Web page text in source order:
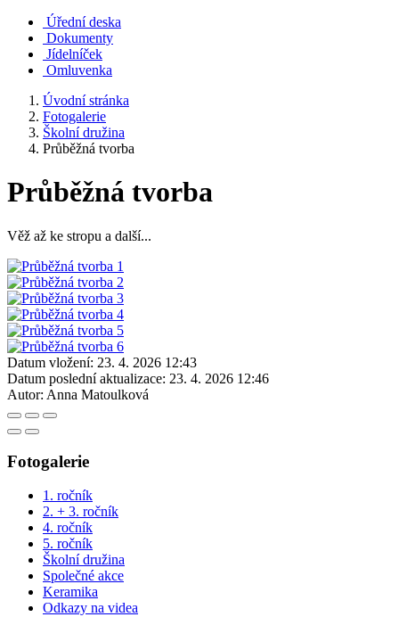
Úřední deska
Dokumenty
Jídelníček
Omluvenka
Úvodní stránka
Fotogalerie
Školní družina
Průběžná tvorba
Průběžná tvorba
Věž až ke stropu a další...
Datum vložení: 23. 4. 2026 12:43
Datum poslední aktualizace: 23. 4. 2026 12:46
Autor: Anna Matoulková
Fotogalerie
1. ročník
2. + 3. ročník
4. ročník
5. ročník
Školní družina
Společné akce
Keramika
Odkazy na videa